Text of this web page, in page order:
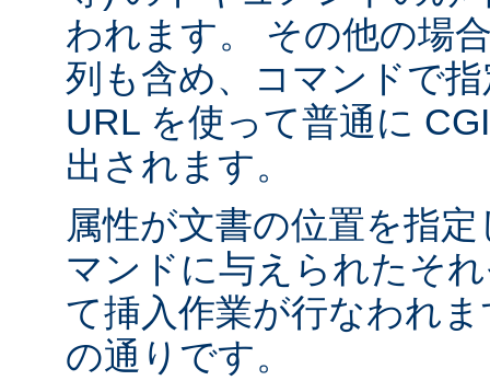
われます。 その他の場
列も含め、コマンドで
URL を使って普通に
出されます。
属性が文書の位置を指
マンドに与えられたそ
て挿入作業が行なわれ
の通りです。